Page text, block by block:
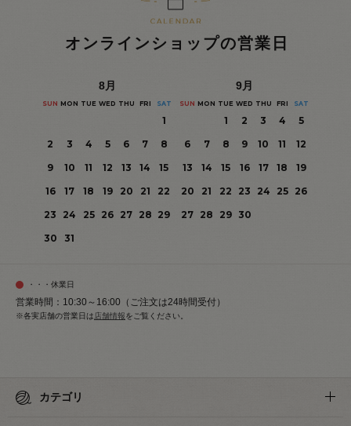
オンラインショップの営業日
8月
SUN MON TUE WED THU FRI SAT
1
2
3 4 5 6 7
8
9
10 11 12 13 14
15
16
17 18 19 20 21
22
23
24 25 26 27 28 29
30
31
9月
SUN MON TUE WED THU FRI SAT
1 2 3 4
5
6
7 8 9 10 11
12
13
14 15 16 17 18
19
20
21 22 23 24 25
26
27 28 29 30
・・・休業日
営業時間：10:30～16:00（ご注文は24時間受付）
※各実店舗の営業日は 店舗情報をご覧ください。
カテゴリ